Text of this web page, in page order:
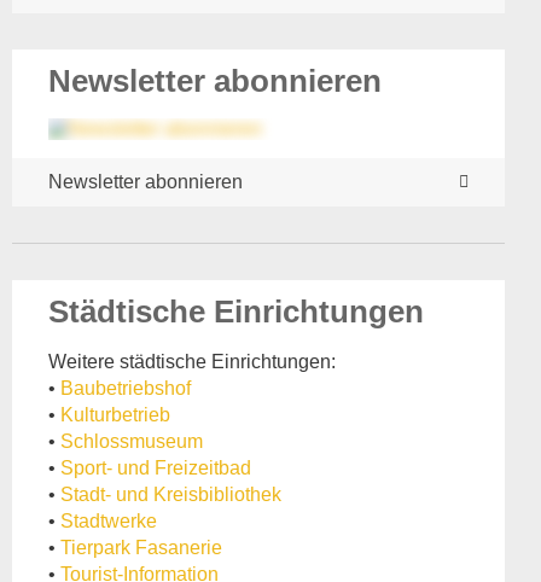
Newsletter abonnieren
Newsletter abonnieren
Städtische Einrichtungen
Weitere städtische Einrichtungen:
• Baubetriebshof
• Kulturbetrieb
• Schlossmuseum
• Sport- und Freizeitbad
• Stadt- und Kreisbibliothek
• Stadtwerke
• Tierpark Fasanerie
• Tourist-Information